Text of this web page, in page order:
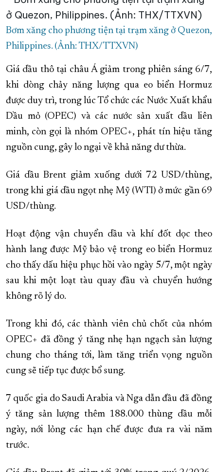
XÂY DỰNG KHÁNH HÒA TRỞ THÀNH THÀNH PHỐ TRỰC THUỘC
ĐẠI HỘI ĐẢNG CÁC CẤP TRANG CHỦ VỀ BÁO KHÁNH HÒA
Bơm xăng cho phương tiện tại trạm xăng ở Quezon,
Philippines. (Ảnh: THX/TTXVN)
Giá dầu thô tại châu Á giảm trong phiên sáng 6/7,
khi dòng chảy năng lượng qua eo biển Hormuz
được duy trì, trong lúc Tổ chức các Nước Xuất khẩu
Dầu mỏ (OPEC) và các nước sản xuất dầu liên
minh, còn gọi là nhóm OPEC+, phát tín hiệu tăng
nguồn cung, gây lo ngại về khả năng dư thừa.
Giá dầu Brent giảm xuống dưới 72 USD/thùng,
trong khi giá dầu ngọt nhẹ Mỹ (WTI) ở mức gần 69
USD/thùng.
Hoạt động vận chuyển dầu và khí đốt dọc theo
hành lang được Mỹ bảo vệ trong eo biển Hormuz
cho thấy dấu hiệu phục hồi vào ngày 5/7, một ngày
sau khi một loạt tàu quay đầu và chuyển hướng
không rõ lý do.
Trong khi đó, các thành viên chủ chốt của nhóm
OPEC+ đã đồng ý tăng nhẹ hạn ngạch sản lượng
chung cho tháng tới, làm tăng triển vọng nguồn
cung sẽ tiếp tục được bổ sung.
7 quốc gia do Saudi Arabia và Nga dẫn đầu đã đồng
ý tăng sản lượng thêm 188.000 thùng dầu mỗi
ngày, nới lỏng các hạn chế được đưa ra vài năm
trước.